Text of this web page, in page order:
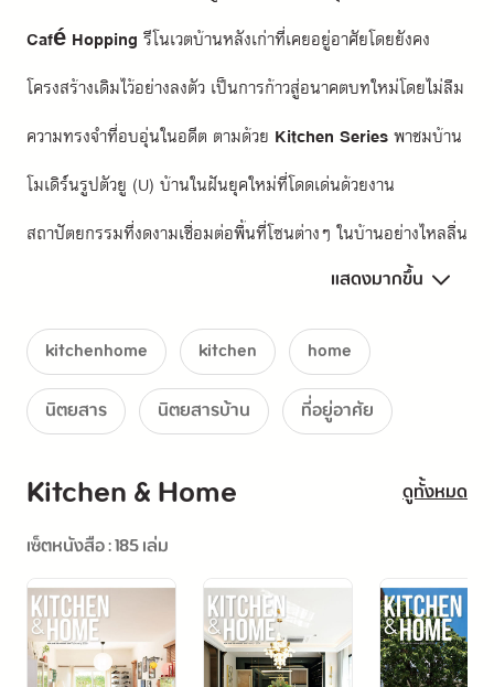
Café Hopping รีโนเวตบ้านหลังเก่าที่เคยอยู่อาศัยโดยยังคง
โครงสร้างเดิมไว้อย่างลงตัว เป็นการก้าวสู่อนาคตบทใหม่โดยไม่ลืม
ความทรงจำที่อบอุ่นในอดีต ตามด้วย Kitchen Series พาชมบ้าน
โมเดิร์นรูปตัวยู (U) บ้านในฝันยุคใหม่ที่โดดเด่นด้วยงาน
สถาปัตยกรรมที่งดงามเชื่อมต่อพื้นที่โซนต่างๆ ในบ้านอย่างไหลลื่น
Easy Recipe: เมนูสไตล์ญี่ปุ่นที่นำเสนอความเรียบง่าย
แบบมินิมอล แต่ยังคงครบทั้งรสคาวและหวานในเซ็ตเดียว ทำให้
การเข้าครัวเป็นเรื่องสนุกและเรียบง่ายขึ้น เหมาะทั้งวันเร่งรีบและ
วันที่อยากทำอาหารแบบสบายๆ
ทะยาน เปิดประตูรับสิ่งดีๆ เข้ามาอย่างเต็มที่
Talk About: ไปฟังเคล็กรับจากเชฟสู่ผู้ประกอบการ บท
แสดงมากขึ้น
kitchenhome kitchen
home
นิตยสาร
นิตยสารบ้าน ที่อยู่อาศัย
Kitchen & Home
ดูทั้งหมด
เซ็ตหนังสือ : 185 เล่ม